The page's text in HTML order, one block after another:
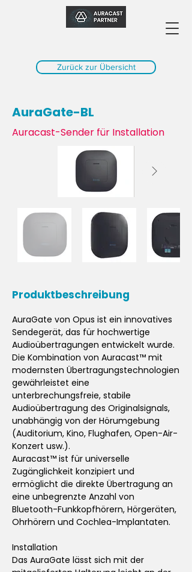
Zurück zur Übersicht
AuraGate-BL
Auracast-Sender für Installation
Produktbeschreibung
AuraGate von Opus ist ein innovatives
Sendegerät, das für hochwertige
Audioübertragungen entwickelt wurde.
Die Kombination von Auracast™ mit
modernsten Übertragungstechnologien
gewährleistet eine
unterbrechungsfreie, stabile
Audioübertragung des Originalsignals,
unabhängig von der Hörumgebung
(Auditorium, Kino, Flughafen, Open-Air-
Konzert usw.).
Auracast™ ist für universelle
Zugänglichkeit konzipiert und
ermöglicht die direkte Übertragung an
eine unbegrenzte Anzahl von
Bluetooth-Funkkopfhörern, Hörgeräten,
Ohrhörern und Cochlea-Implantaten.
Installation
Das AuraGate lässt sich mit der